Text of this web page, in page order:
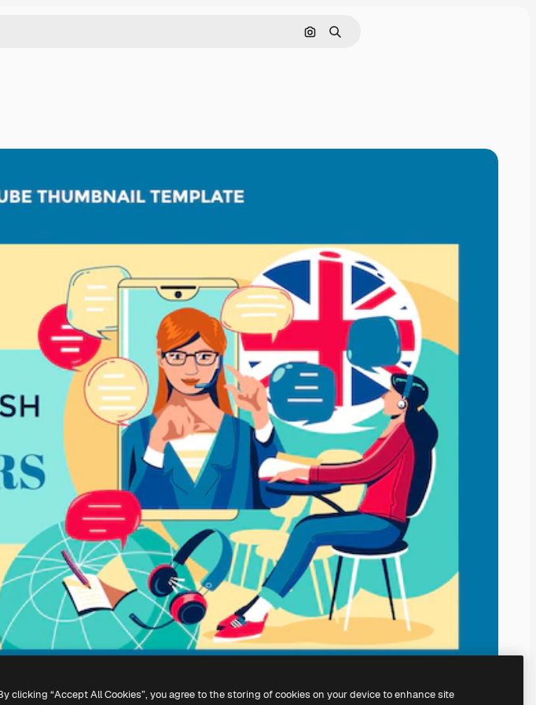
Cerca per immagine
Ricerca
clicking “Accept All Cookies”, you agree to the storing of cookies on your device to enhance site